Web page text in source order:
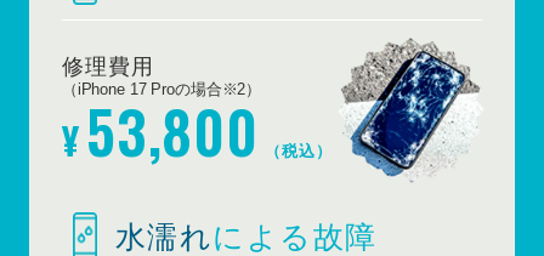
修理費用
（iPhone 17 Proの場合※2）
¥53,800 （税込）
水濡れによる故障